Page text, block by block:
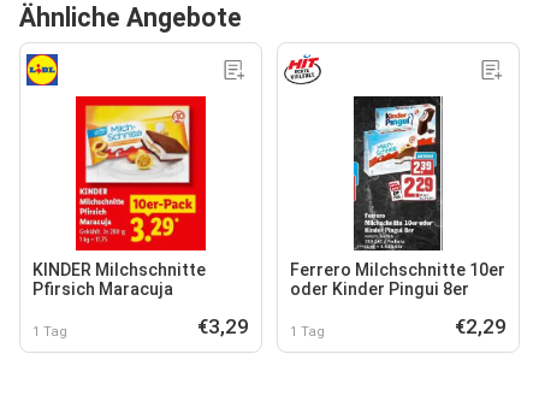
Ähnliche Angebote
KINDER Milchschnitte
Pfirsich Maracuja
1 Tag €3,29
Ferrero Milchschnitte 10er
oder Kinder Pingui 8er
1 Tag €2,29